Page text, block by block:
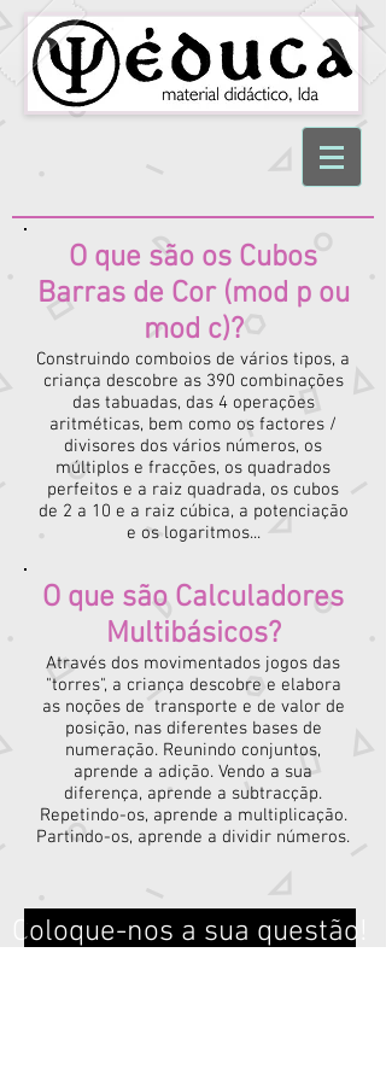
O que são os Cubos
Barras de Cor (mod p ou
mod c)?
Construindo comboios de vários tipos, a
criança descobre as 390 combinações
das tabuadas, das 4 operações
aritméticas, bem como os factores /
divisores dos vários números, os
múltiplos e fracções, os quadrados
perfeitos e a raiz quadrada, os cubos
de 2 a 10 e a raiz cúbica, a potenciação
e os logaritmos...
O que são Calculadores
Multibásicos?
Através dos movimentados jogos das
"torres", a criança descobre e elabora
as noções de transporte e de valor de
posição, nas diferentes bases de
numeração. Reunindo conjuntos,
aprende a adição. Vendo a sua
diferença, aprende a subtracçãp.
Repetindo-os, aprende a multiplicação.
Partindo-os, aprende a dividir números.
Coloque-nos a sua questão!